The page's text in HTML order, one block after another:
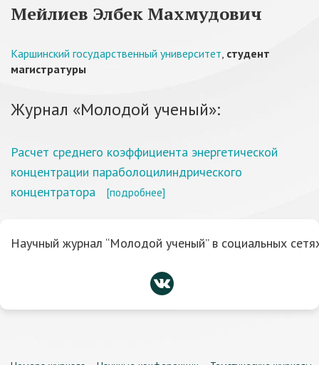
Мейлиев Элбек Махмудович
Каршинский государственный университет, студент
магистратуры
Журнал «Молодой ученый»:
Расчет среднего коэффициента энергетической
концентрации параболоцилиндрического
концентратора
[подробнее]
Научный журнал “Молодой ученый” в социальных